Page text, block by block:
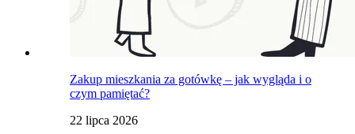
Zakup mieszkania za gotówkę – jak wygląda i o
czym pamiętać?
22 lipca 2026